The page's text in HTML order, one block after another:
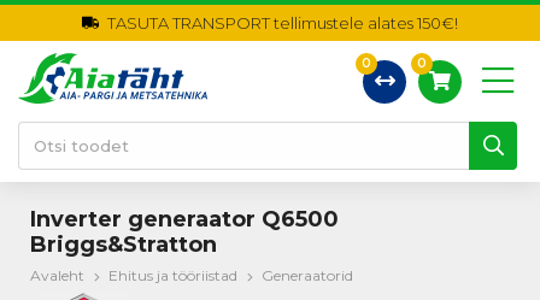
TASUTA TRANSPORT tellimustele alates 150€!
0 0
Inverter generaator Q6500
Briggs&Stratton
Avaleht Ehitus ja tööriistad Generaatorid